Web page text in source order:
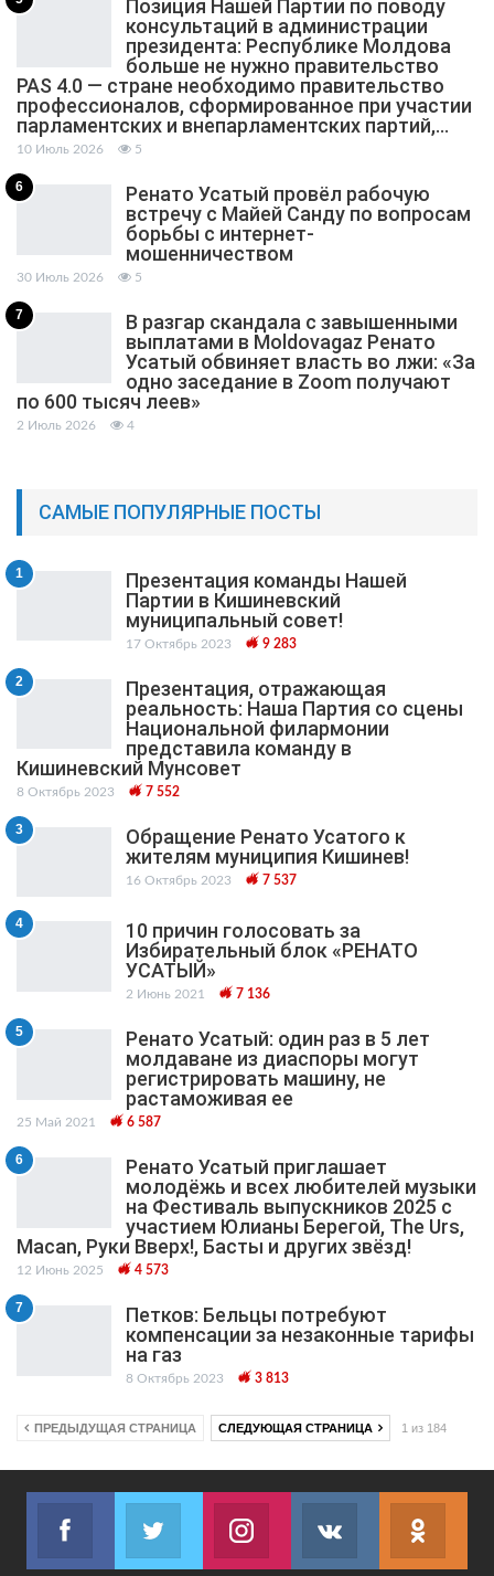
Позиция Нашей Партии по поводу
консультаций в администрации
президента: Республике Молдова
больше не нужно правительство
PAS 4.0 — стране необходимо правительство
профессионалов, сформированное при участии
парламентских и внепарламентских партий,…
10 Июль 2026 5
6
Ренато Усатый провёл рабочую
встречу с Майей Санду по вопросам
борьбы с интернет-
мошенничеством
30 Июль 2026 5
7
В разгар скандала с завышенными
выплатами в Moldovagaz Ренато
Усатый обвиняет власть во лжи: «За
одно заседание в Zoom получают
по 600 тысяч леев»
2 Июль 2026 4
САМЫЕ ПОПУЛЯРНЫЕ ПОСТЫ
1
Презентация команды Нашей
Партии в Кишиневский
муниципальный cовет!
17 Октябрь 2023 9 283
2
Презентация, отражающая
реальность: Наша Партия со сцены
Национальной филармонии
представила команду в
Кишиневский Мунсовет
8 Октябрь 2023 7 552
3
Обращение Ренато Усатого к
жителям муниципия Кишинев!
16 Октябрь 2023 7 537
4
10 причин голосовать за
Избирательный блок «РЕНАТО
УСАТЫЙ»
2 Июнь 2021 7 136
5
Ренато Усатый: один раз в 5 лет
молдаване из диаспоры могут
регистрировать машину, не
растаможивая ее
25 Май 2021 6 587
6
Ренато Усатый приглашает
молодёжь и всех любителей музыки
на Фестиваль выпускников 2025 с
участием Юлианы Берегой, The Urs,
Macan, Руки Вверх!, Басты и других звёзд!
12 Июнь 2025 4 573
7
Петков: Бельцы потребуют
компенсации за незаконные тарифы
на газ
8 Октябрь 2023 3 813
ПРЕДЫДУЩАЯ СТРАНИЦА СЛЕДУЮЩАЯ СТРАНИЦА 1 из 184
Facebook
Join us on Facebook
Twitter
Join us on TwitterJoin us on InstagramJoin us on VK